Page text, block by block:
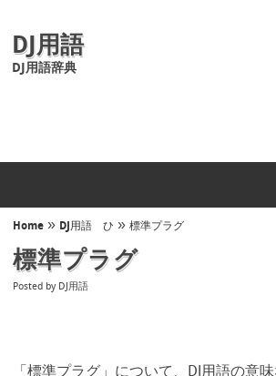
DJ用語
DJ用語辞典
Home » DJ用語 ひ » 標準プラグ
標準プラグ
Posted by DJ用語
「標準プラグ」について、DJ用語の意